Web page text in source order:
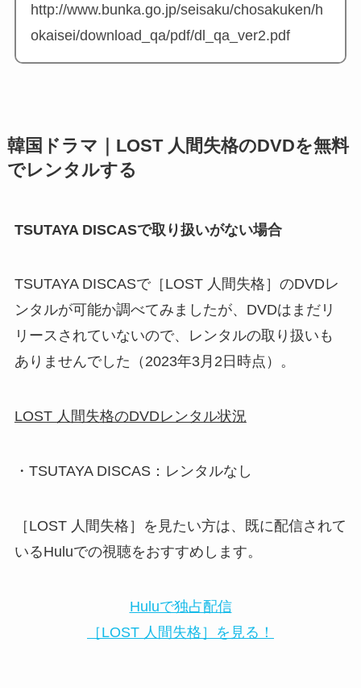
http://www.bunka.go.jp/seisaku/chosakuken/h
okaisei/download_qa/pdf/dl_qa_ver2.pdf
韓国ドラマ｜LOST 人間失格のDVDを無料
でレンタルする
TSUTAYA DISCASで取り扱いがない場合
TSUTAYA DISCASで［LOST 人間失格］のDVDレ
ンタルが可能か調べてみましたが、DVDはまだリ
リースされていないので、レンタルの取り扱いも
ありませんでした（2023年3月2日時点）。
LOST 人間失格のDVDレンタル状況
・TSUTAYA DISCAS：レンタルなし
［LOST 人間失格］を見たい方は、既に配信されて
いるHuluでの視聴をおすすめします。
Huluで独占配信
［LOST 人間失格］を見る！